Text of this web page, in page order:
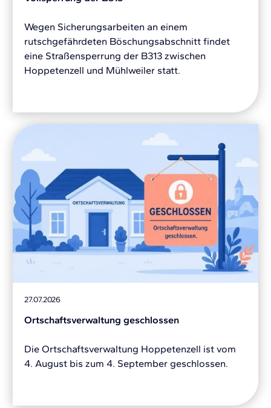
Wegen Sicherungsarbeiten an einem
rutschgefährdeten Böschungsabschnitt findet
eine Straßensperrung der B313 zwischen
Hoppetenzell und Mühlweiler statt.
27.07.2026
Ortschaftsverwaltung geschlossen
Die Ortschaftsverwaltung Hoppetenzell ist vom
4. August bis zum 4. September geschlossen.